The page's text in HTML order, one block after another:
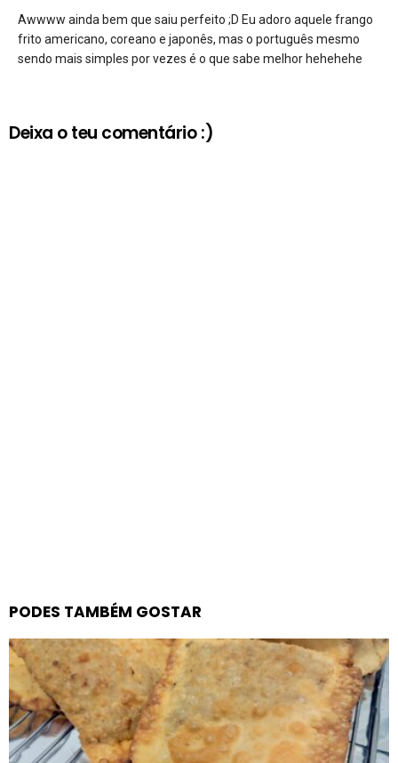
Awwww ainda bem que saiu perfeito ;D Eu adoro aquele frango
frito americano, coreano e japonês, mas o português mesmo
sendo mais simples por vezes é o que sabe melhor hehehehe
Deixa o teu comentário :)
PODES TAMBÉM GOSTAR